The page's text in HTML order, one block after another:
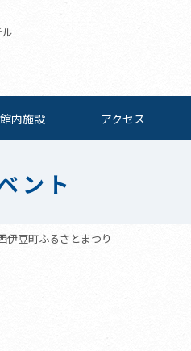
館内施設 アクセス
ント
伊豆町ふるさとまつり